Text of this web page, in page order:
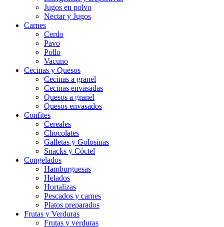
Jugos en polvo
Nectar y Jugos
Carnes
Cerdo
Pavo
Pollo
Vacuno
Cecinas y Quesos
Cecinas a granel
Cecinas envasadas
Quesos a granel
Quesos envasados
Confites
Cereales
Chocolates
Galletas y Golosinas
Snacks y Cóctel
Congelados
Hamburguesas
Helados
Hortalizas
Pescados y carnes
Platos preparados
Frutas y Verduras
Frutas y verduras